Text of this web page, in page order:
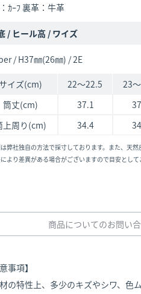
ｶｰﾌ 裏革：牛革
/ ヒール高 / ワイズ
/ H37㎜(26㎜) / 2E
サイズ(cm) 22～22.5 23
筒丈(cm)
37.1
上周り(cm)
34.4
弊社独自の方法で採寸しております。また、天然
より差異がある場合がございますので目安として
商品についてのお問い
事項】
の特性上、多少のキズやシワ、色